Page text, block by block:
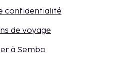
confidentialité
de voyage
à Sembo